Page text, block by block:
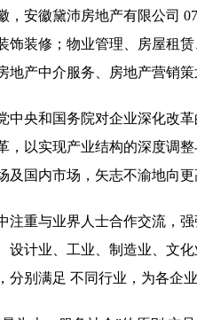
安徽黛沛房地产有限公司
饰装修；物业管理、房屋租
地产中介服务、房地产营销
中央和国务院对企业深化改
，以实现产业结构的深度调
国内市场，矢志不渝地向更
注重与业界人士合作交流，
设计业、工业、制造业、文
分别满足 不同行业，为各企